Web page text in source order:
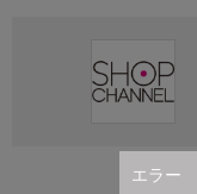
エラー